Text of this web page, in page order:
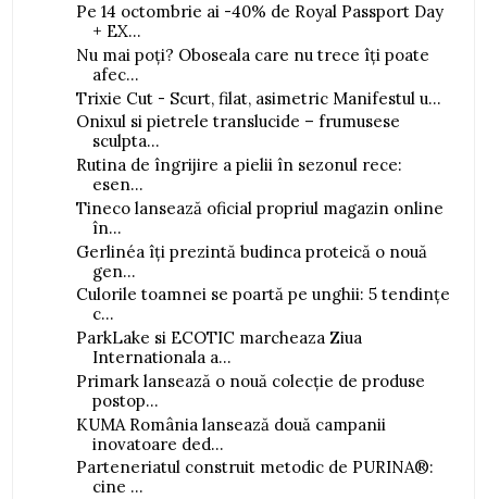
Pe 14 octombrie ai -40% de Royal Passport Day
+ EX...
Nu mai poți? Oboseala care nu trece îți poate
afec...
Trixie Cut - Scurt, filat, asimetric Manifestul u...
Onixul si pietrele translucide – frumusese
sculpta...
Rutina de îngrijire a pielii în sezonul rece:
esen...
Tineco lansează oficial propriul magazin online
în...
Gerlinéa îți prezintă budinca proteică o nouă
gen...
Culorile toamnei se poartă pe unghii: 5 tendințe
c...
ParkLake si ECOTIC marcheaza Ziua
Internationala a...
Primark lansează o nouă colecție de produse
postop...
KUMA România lansează două campanii
inovatoare ded...
Parteneriatul construit metodic de PURINA®:
cine ...